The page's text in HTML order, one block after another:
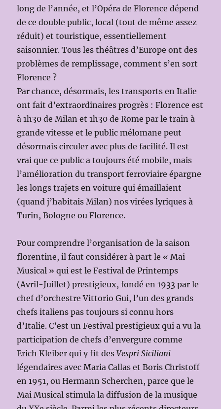
long de l’année, et l’Opéra de Florence dépend
de ce double public, local (tout de même assez
réduit) et touristique, essentiellement
saisonnier. Tous les théâtres d’Europe ont des
problèmes de remplissage, comment s’en sort
Florence ?
Par chance, désormais, les transports en Italie
ont fait d’extraordinaires progrès : Florence est
à 1h30 de Milan et 1h30 de Rome par le train à
grande vitesse et le public mélomane peut
désormais circuler avec plus de facilité. Il est
vrai que ce public a toujours été mobile, mais
l’amélioration du transport ferroviaire épargne
les longs trajets en voiture qui émaillaient
(quand j’habitais Milan) nos virées lyriques à
Turin, Bologne ou Florence.
Pour comprendre l’organisation de la saison
florentine, il faut considérer à part le « Mai
Musical » qui est le Festival de Printemps
(Avril-Juillet) prestigieux, fondé en 1933 par le
chef d’orchestre Vittorio Gui, l’un des grands
chefs italiens pas toujours si connu hors
d’Italie. C’est un Festival prestigieux qui a vu la
participation de chefs d’envergure comme
Erich Kleiber qui y fit desVespri Siciliani
légendaires avec Maria Callas et Boris Christoff
en 1951, ou Hermann Scherchen, parce que le
Mai Musical stimula la diffusion de la musique